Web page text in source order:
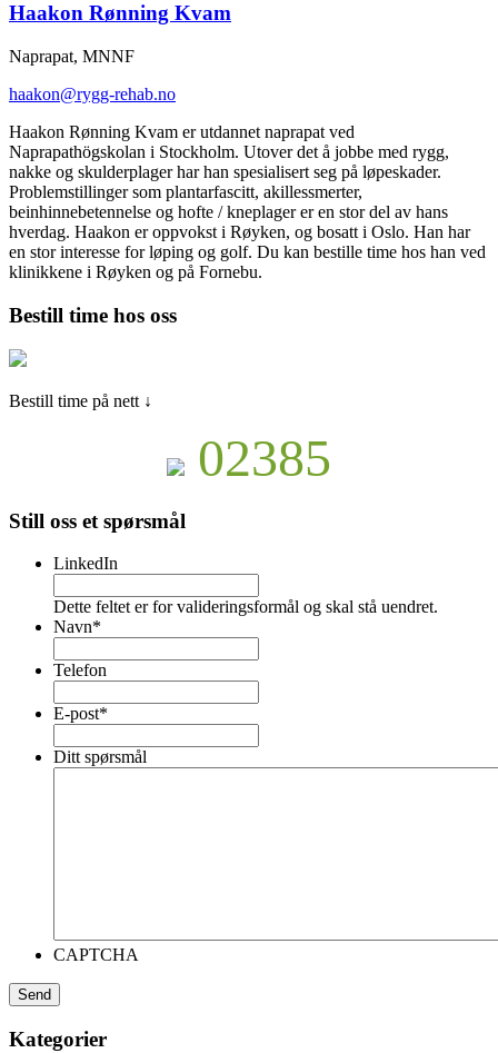
Haakon Rønning Kvam
Naprapat, MNNF
haakon@rygg-rehab.no
Haakon Rønning Kvam er utdannet naprapat ved
Naprapathögskolan i Stockholm. Utover det å jobbe med rygg,
nakke og skulderplager har han spesialisert seg på løpeskader.
Problemstillinger som plantarfascitt, akillessmerter,
beinhinnebetennelse og hofte / kneplager er en stor del av hans
hverdag. Haakon er oppvokst i Røyken, og bosatt i Oslo. Han har
en stor interesse for løping og golf. Du kan bestille time hos han ved
klinikkene i Røyken og på Fornebu.
Bestill time hos oss
Bestill time på nett ↓
02385
Still oss et spørsmål
LinkedIn
Dette feltet er for valideringsformål og skal stå uendret.
Navn*
Telefon
E-post*
Ditt spørsmål
CAPTCHA
Send
Kategorier